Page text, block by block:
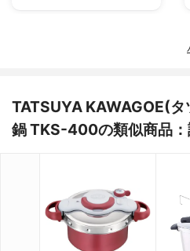
TATSUYA KAWAGOE(
鍋 TKS-400の類似商品